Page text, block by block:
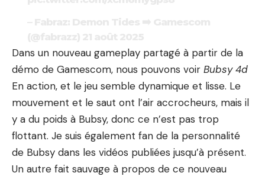
Dans un nouveau gameplay partagé à partir de la
démo de Gamescom, nous pouvons voir Bubsy 4d
En action, et le jeu semble dynamique et lisse. Le
mouvement et le saut ont l’air accrocheurs, mais il
y a du poids à Bubsy, donc ce n’est pas trop
flottant. Je suis également fan de la personnalité
de Bubsy dans les vidéos publiées jusqu’à présent.
Un autre fait sauvage à propos de ce nouveau